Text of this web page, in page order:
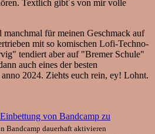
Textlich gibt´s von mir volle
manchmal für meinen Geschmack auf
mit so komischen Lofi-Techno-
tendiert aber auf "Bremer Schule"
auch eines der besten
anno 2024. Ziehts euch rein, ey! Lohnt.
von Bandcamp zu
Bandcamp dauerhaft aktivieren